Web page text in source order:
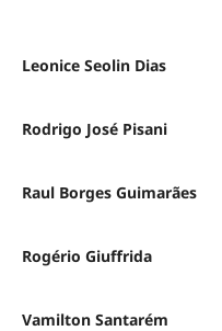
Leonice Seolin Dias
Rodrigo José Pisani
Raul Borges Guimarães
Rogério Giuffrida
Vamilton Santarém